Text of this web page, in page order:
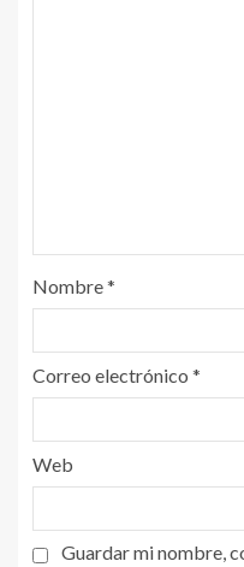
Nombre*
Correo electrónico *
Web
Guardar mi nombre,